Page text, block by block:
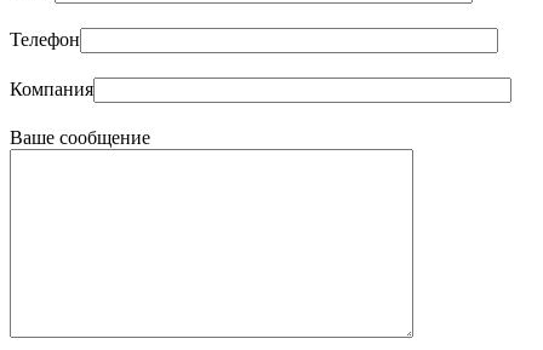
Телефон
Компания
Ваше сообщение